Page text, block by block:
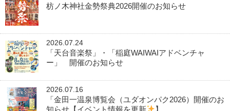
枋ノ木神社金勢祭典2026開催のお知らせ
2026.07.24
「天台音楽祭」・「稲庭WAIWAIアドベンチャ
ー」 開催のお知らせ
2026.07.16
「金田一温泉博覧会（ユダオンパク2026）開催のお
知らせ【イベント情報を更新
】